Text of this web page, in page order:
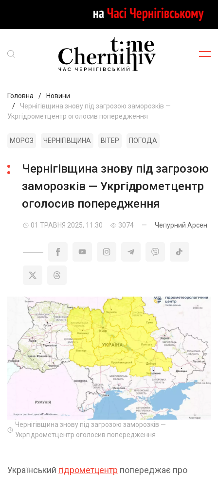
Головна
Новини
Чернігівщина знову під загрозою заморозків —
Укргідрометцентр оголосив попередження
МОРОЗ ЧЕРНІГІВЩИНА ВІТЕР ПОГОДА
Чернігівщина знову під загрозою
заморозків — Укргідрометцентр
оголосив попередження
01 ТРАВНЯ 2025, 11:30 3074 — Чепурний Арсен
Чернігівщина знову під загрозою заморозків —
Укргідрометцентр оголосив попередження
Український гідрометцентр попереджає про